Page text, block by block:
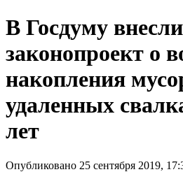
В Госдуму внесли
законопроект о
накопления
удаленных
лет
Опубликовано 25 сентября 2019,